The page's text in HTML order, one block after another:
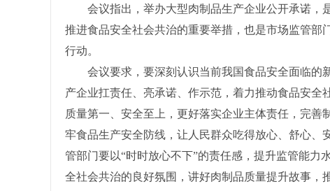
会议指出，举办大型肉制品生产企业公开承诺，
推进食品安全社会共治的重要举措，也是市场监管部
行动。
会议要求，要深刻认识当前我国食品安全面临的
产企业扛责任、亮承诺、作示范，着力推动食品安
质量第一、安全至上，更好落实企业主体责任，完
牢食品生产安全防线，让人民群众吃得放心、舒心
管部门要以“时时放心不下”的责任感，提升监管能
全社会共治的良好氛围，讲好肉制品质量提升故事，